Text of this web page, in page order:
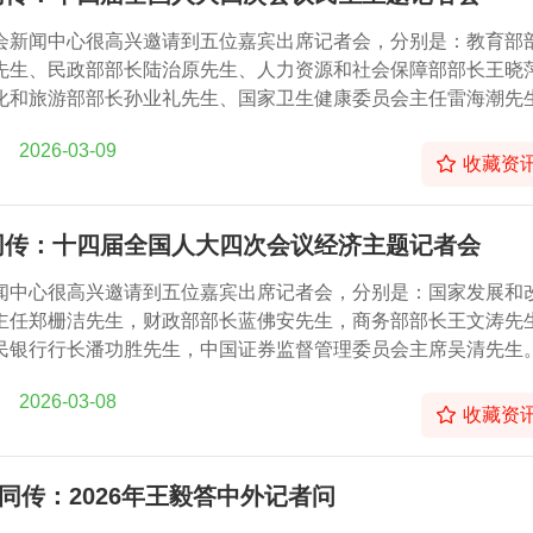
新闻中心很高兴邀请到五位嘉宾出席记者会，分别是：教育部
生、民政部部长陆治原先生、人力资源和社会保障部部长王晓
和旅游部部长孙业礼先生、国家卫生健康委员会主任雷海潮先
2026-03-09
收藏资
：十四届全国人大四次会议经济主题记者会
中心很高兴邀请到五位嘉宾出席记者会，分别是：国家发展和
任郑栅洁先生，财政部部长蓝佛安先生，商务部部长王文涛先
银行行长潘功胜先生，中国证券监督管理委员会主席吴清先生
2026-03-08
收藏资
传：2026年王毅答中外记者问